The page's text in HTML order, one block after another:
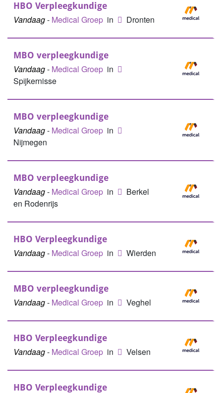
HBO Verpleegkundige
Vandaag- Medical Groep in Dronten
MBO verpleegkundige
Vandaag- Medical Groep in
Spijkernisse
MBO verpleegkundige
Vandaag- Medical Groep in
Nijmegen
MBO verpleegkundige
Vandaag- Medical Groep in
Berkel
en Rodenrijs
HBO Verpleegkundige
Vandaag- Medical Groep in Wierden
MBO verpleegkundige
Vandaag- Medical Groep in Veghel
HBO Verpleegkundige
Vandaag- Medical Groep in Velsen
HBO Verpleegkundige